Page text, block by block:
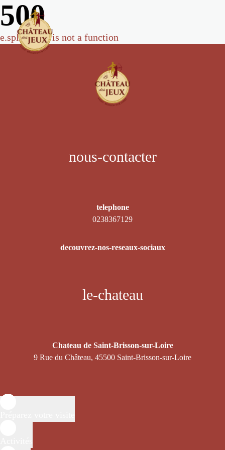
500
e.split(...).at is not a function
nous-contacter
telephone
0238367129
decouvrez-nos-reseaux-sociaux
le-chateau
Chateau de Saint-Brisson-sur-Loire
9 Rue du Château, 45500 Saint-Brisson-sur-Loire